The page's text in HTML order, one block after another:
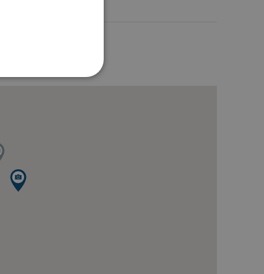
kan inte användas
för att komma ihåg
att Cookie-Script.com